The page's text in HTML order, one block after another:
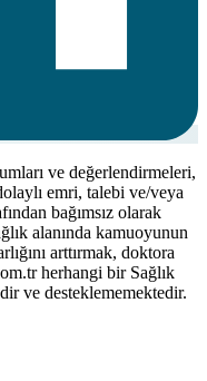
ve değerlendirmeleri,
emri, talebi ve/veya
bağımsız olarak
alanında kamuoyunun
arttırmak, doktora
herhangi bir Sağlık
ve desteklememektedir.